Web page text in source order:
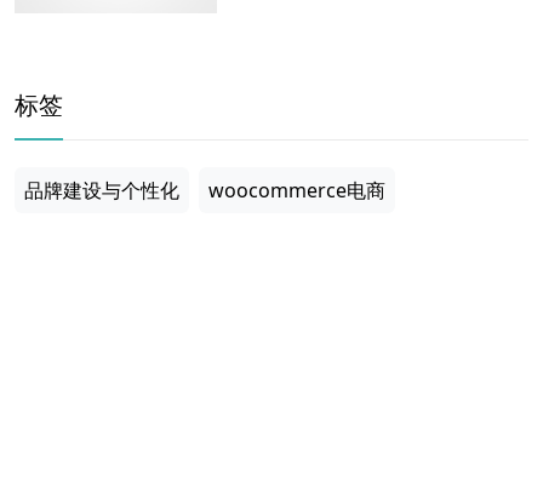
标签
品牌建设与个性化 woocommerce电商